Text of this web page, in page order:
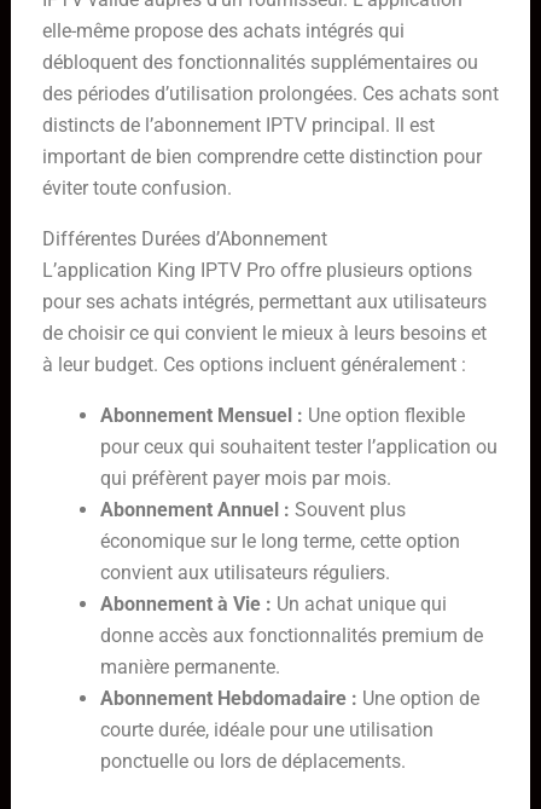
elle-même propose des achats intégrés qui
débloquent des fonctionnalités supplémentaires ou
des périodes d’utilisation prolongées. Ces achats sont
distincts de l’abonnement IPTV principal. Il est
important de bien comprendre cette distinction pour
éviter toute confusion.
Différentes Durées d’Abonnement
L’application King IPTV Pro offre plusieurs options
pour ses achats intégrés, permettant aux utilisateurs
de choisir ce qui convient le mieux à leurs besoins et
à leur budget. Ces options incluent généralement :
Abonnement Mensuel : Une option flexible
pour ceux qui souhaitent tester l’application ou
qui préfèrent payer mois par mois.
Abonnement Annuel : Souvent plus
économique sur le long terme, cette option
convient aux utilisateurs réguliers.
Abonnement à Vie : Un achat unique qui
donne accès aux fonctionnalités premium de
manière permanente.
Abonnement Hebdomadaire : Une option de
courte durée, idéale pour une utilisation
ponctuelle ou lors de déplacements.